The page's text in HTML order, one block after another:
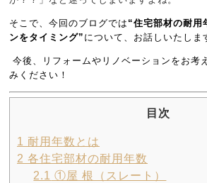
そこで、今回のブログでは “住宅部材の耐用
ンをタイミング” について、お話しいたしま
今後、リフォームやリノベーションをお考
みください！
目次
1 耐用年数とは
2 各住宅部材の耐用年数
2.1 ①屋 根（スレート）